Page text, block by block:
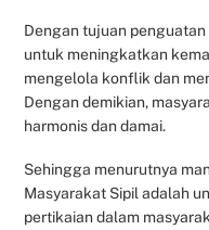
Dengan tujuan
untuk meningkatkan
mengelola konflik dan
Dengan demikian,
harmonis dan damai.
Sehingga menurutnya
Masyarakat Sipil adalah
pertikaian dalam